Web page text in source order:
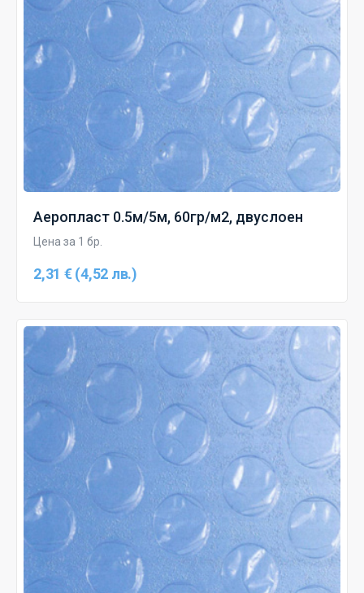
Аеропласт 0.5м/5м, 60гр/м2, двуслоен
Цена за 1 бр.
2,31 € (4,52 лв.)